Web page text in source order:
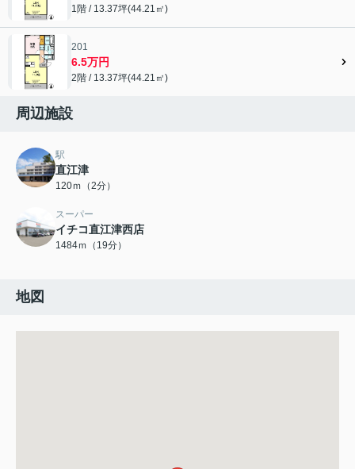
1階 / 13.37坪(44.21㎡)
201
6.5万円
2階 / 13.37坪(44.21㎡)
周辺施設
駅
直江津
120ｍ（2分）
スーパー
イチコ直江津西店
1484ｍ（19分）
地図